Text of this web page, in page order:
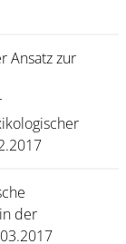
Ansatz zur
der